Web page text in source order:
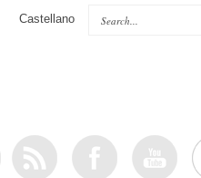
Castellano